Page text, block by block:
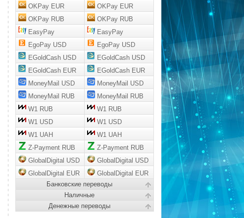
OKPay EUR
OKPay EUR
OKPay RUB
OKPay RUB
EasyPay
EasyPay
EgoPay USD
EgoPay USD
EGoldCash USD
EGoldCash USD
EGoldCash EUR
EGoldCash EUR
MoneyMail USD
MoneyMail USD
MoneyMail RUB
MoneyMail RUB
W1 RUB
W1 RUB
W1 USD
W1 USD
W1 UAH
W1 UAH
Z-Payment RUB
Z-Payment RUB
GlobalDigital USD
GlobalDigital USD
GlobalDigital EUR
GlobalDigital EUR
Банковские переводы
Наличные
Денежные переводы